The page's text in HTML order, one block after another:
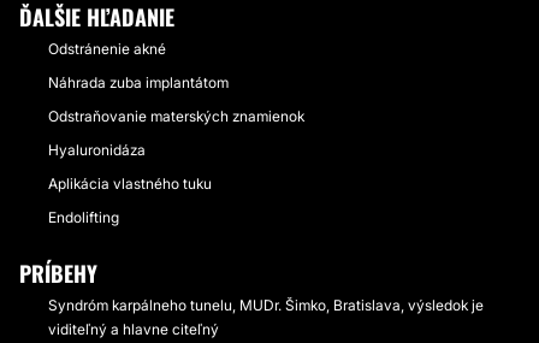
ĎALŠIE HĽADANIE
Odstránenie akné
Náhrada zuba implantátom
Odstraňovanie materských znamienok
Hyaluronidáza
Aplikácia vlastného tuku
Endolifting
PRÍBEHY
Syndróm karpálneho tunelu, MUDr. Šimko, Bratislava, výsledok je
viditeľný a hlavne citeľný